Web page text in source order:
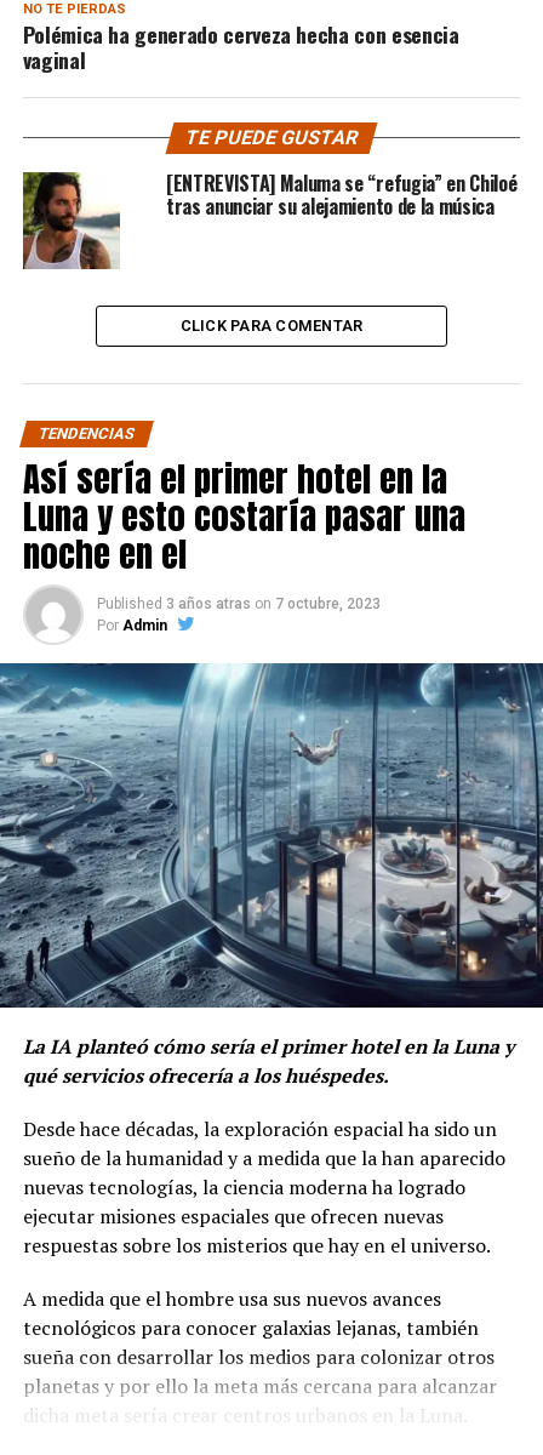
NO TE PIERDAS
Polémica ha generado cerveza hecha con esencia
vaginal
TE PUEDE GUSTAR
[ENTREVISTA] Maluma se “refugia” en Chiloé
tras anunciar su alejamiento de la música
CLICK PARA COMENTAR
TENDENCIAS
Así sería el primer hotel en la
Luna y esto costaría pasar una
noche en el
Published 3 años atras on 7 octubre, 2023
Por Admin
La IA planteó cómo sería el primer hotel en la Luna y
qué servicios ofrecería a los huéspedes.
Desde hace décadas, la exploración espacial ha sido un
sueño de la humanidad y a medida que la han aparecido
nuevas tecnologías, la ciencia moderna ha logrado
ejecutar misiones espaciales que ofrecen nuevas
respuestas sobre los misterios que hay en el universo.
A medida que el hombre usa sus nuevos avances
tecnológicos para conocer galaxias lejanas, también
sueña con desarrollar los medios para colonizar otros
planetas y por ello la meta más cercana para alcanzar
dicha meta sería crear centros urbanos en la Luna.